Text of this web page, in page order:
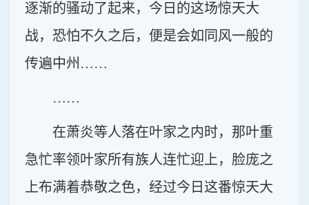
逐渐的骚动了起来，今日的这场惊天大
战，恐怕不久之后，便是会如同风一般的
传遍中州……
……
在萧炎等人落在叶家之内时，那叶重
急忙率领叶家所有族人连忙迎上，脸庞之
上布满着恭敬之色，经过今日这番惊天大